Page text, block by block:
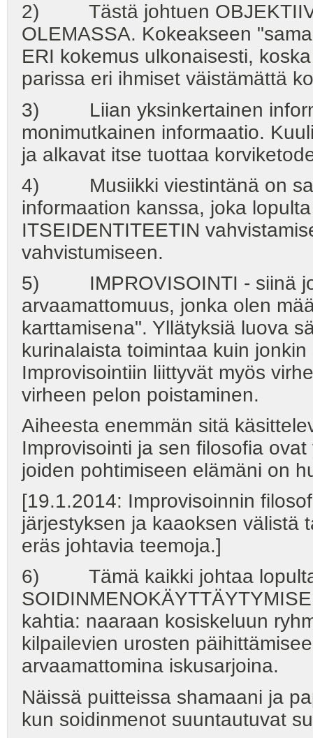
2) Tästä johtuen
OLEMASSA. Kokeakseen
ERI kokemus ulkonaisesti,
parissa eri ihmiset väistämättä
3) Liian yksinkertainen
monimutkainen informaatio.
ja alkavat itse tuottaa
4) Musiikki viestintänä on
informaation kanssa, joka
ITSEIDENTITEETIN
vahvistumiseen.
5) IMPROVISOINTI - siinä
arvaamattomuus, jonka olen
karttamisena". Yllätyksiä luova
kurinalaista toimintaa kuin
Improvisointiin liittyvät myös
virheen pelon poistaminen.
Aiheesta enemmän sitä
Improvisointi ja sen filosofia
joiden pohtimiseen elämäni on
[19.1.2014: Improvisoinnin
järjestyksen ja kaaoksen välistä
eräs johtavia teemoja.]
6) Tämä kaikki johtaa lopulta
kahtia: naaraan kosiskeluun
kilpailevien urosten
arvaamattomina iskusarjoina.
Näissä puitteissa shamaani ja
kun soidinmenot suuntautuvat